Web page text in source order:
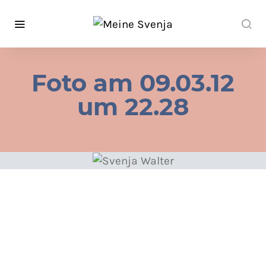
Foto am 09.03.12
um 22.28